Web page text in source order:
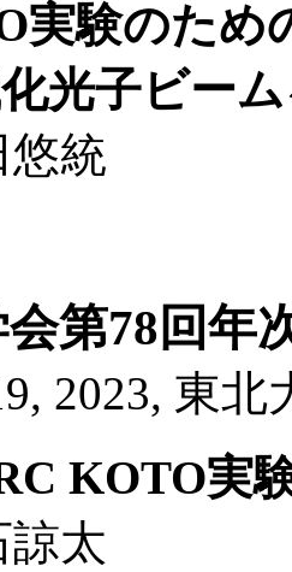
実験のため
光子ビー
悠統
第78回年
2023, 東北
KOTO実
諒太